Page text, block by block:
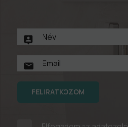
FELIRATKOZOM